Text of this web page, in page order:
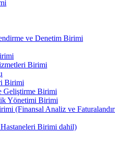
ve Denetim Birimi
Birimi
Birimi
Geliştirme Birimi
Yönetimi Birimi
(Finansal Analiz ve
Birimi dahil)